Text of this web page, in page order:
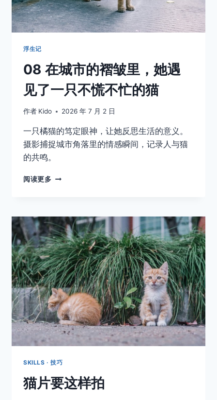
浮生记
08 在城市的褶皱里，她遇
见了一只不慌不忙的猫
作者 Kido 2026 年 7 月 2 日
一只橘猫的笃定眼神，让她反思生活的意义。
摄影捕捉城市角落里的情感瞬间，记录人与猫
的共鸣。
阅读更多 08
的
褶
皱
里，
她
遇
见
了
一
只
不
慌
的
SKILLS · 技巧
猫片要这样拍